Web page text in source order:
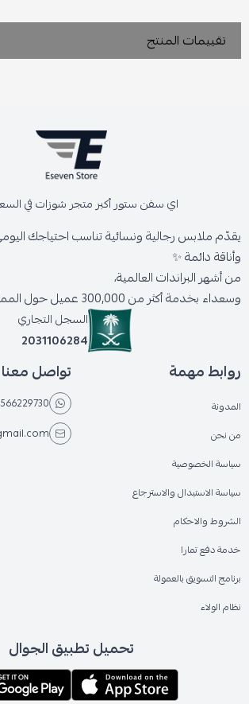
تقييمات المنتج
اي سفن ستور أكبر متجر شوزات في
يقدّم ملابس رجالية ونسائية تناسب احتياجك
وأناقة دائمة ✨
من أشهر البراندات العالمية،
وسعداء بخدمة أكثر من 300,000 عميل حول المملكة.
السجل التجاري
2031106284
روابط مهمة
المدونة
من نحن
سياسة الخصوصية
سياسة الاستبدال والاسترجاع
الشروط والاحكام
خدمة دفع تمارا
برنامج التسويق بالعمولة
نظام الولاء
تواصل معنا
تحميل تطبيق الجوال